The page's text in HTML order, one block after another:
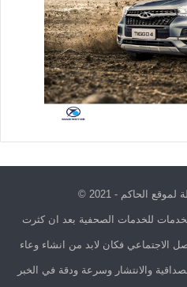
الحاكم - 2021 ©
للخدمات الصحفية بعد ان كثرت
الاجتماعي فكان لابد من انشاء وعاء
والانتشار وسرعة ودقة في الخبر